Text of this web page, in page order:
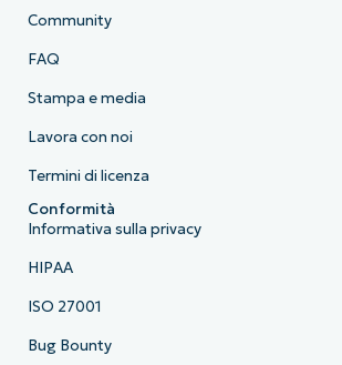
Community
FAQ
Stampa e media
Lavora con noi
Termini di licenza
Conformità
Informativa sulla privacy
HIPAA
ISO 27001
Bug Bounty